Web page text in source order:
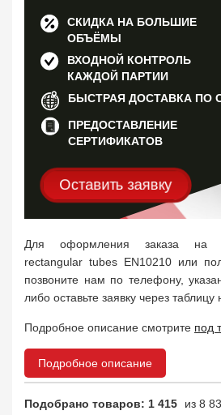
СКИДКА НА БОЛЬШИЕ
ОБЪЁМЫ
ВХОДНОЙ КОНТРОЛЬ
КАЖДОЙ ПАРТИИ
БЫСТРАЯ ДОСТАВКА ПО
ПРЕДОСТАВЛЕНИЕ
СЕРТИФИКАТОВ
Оставить заявку
Для оформления заказа на
rectangular tubes EN10210 или
позвоните нам по телефону,
либо оставьте заявку через таблицу
Подробное описание смотрите под
Подробное описание
Подобрано товаров: 1 415 из 8